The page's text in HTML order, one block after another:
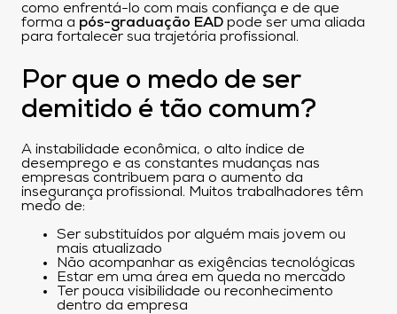
como enfrentá-lo com mais confiança e de que
forma a pós-graduação EAD pode ser uma aliada
para fortalecer sua trajetória profissional.
Por que o medo de ser
demitido é tão comum?
A instabilidade econômica, o alto índice de
desemprego e as constantes mudanças nas
empresas contribuem para o aumento da
insegurança profissional. Muitos trabalhadores têm
medo de:
Ser substituídos por alguém mais jovem ou
mais atualizado
Não acompanhar as exigências tecnológicas
Estar em uma área em queda no mercado
Ter pouca visibilidade ou reconhecimento
dentro da empresa